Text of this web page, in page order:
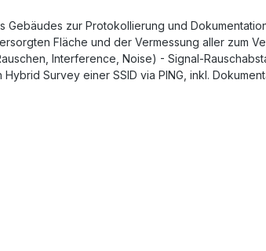
zur Protokollierung und
Fläche und der Vermessung aller zum
Interference, Noise) - Signal-
Survey einer SSID via PING, inkl.